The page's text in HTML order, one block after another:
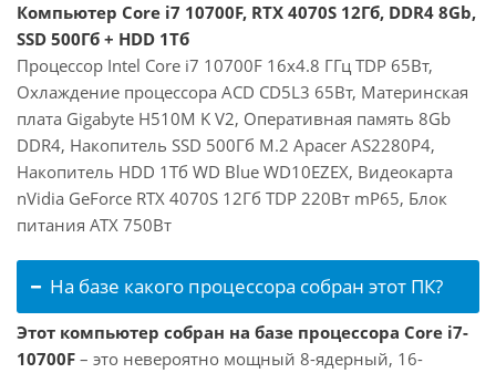
Компьютер Core i7 10700F, RTX 4070S 12Гб, DDR4 8Gb,
SSD 500Гб + HDD 1Тб
Процессор Intel Core i7 10700F 16x4.8 ГГц TDP 65Вт,
Охлаждение процессора ACD CD5L3 65Вт, Материнская
плата Gigabyte H510M K V2, Оперативная память 8Gb
DDR4, Накопитель SSD 500Гб M.2 Apacer AS2280P4,
Накопитель HDD 1Тб WD Blue WD10EZEX, Видеокарта
nVidia GeForce RTX 4070S 12Гб TDP 220Вт mP65, Блок
питания ATX 750Вт
На базе какого процессора собран этот ПК?
Этот компьютер собран на базе процессора Core i7-
10700F – это невероятно мощный 8-ядерный, 16-